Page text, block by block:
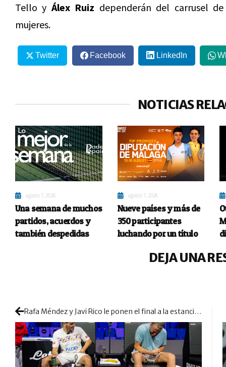
Tello y Álex Ruiz dependerán del carrusel
mujeres.
Twitter Facebook LinkedIn
NOTICIAS
agosto 7, 2026
Una semana de muchos
partidos, acuerdos y
también despedidas
agosto 7, 2026
Nueve países y más de
350 participantes
luchando por un título
DEJA UNA
Rafa Méndez y Javi Rico le ponen el final a la estancia de los Gutiérrez en Milán